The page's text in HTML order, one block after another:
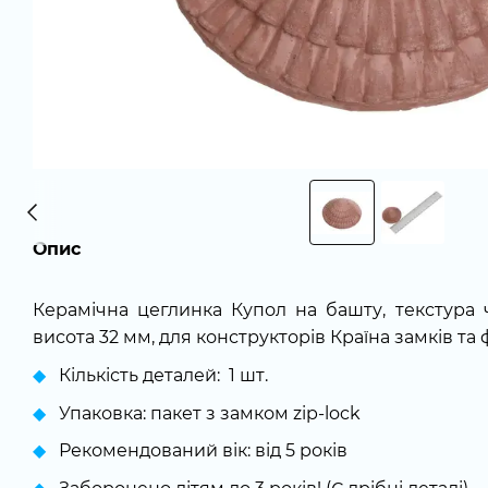
Опис
Керамічна цеглинка Купол на башту, текстура
висота 32 мм, для конструкторів Країна замків та
Кількість деталей: 1 шт.
Упаковка: пакет з замком zip-lock
Рекомендований вік: від 5 років